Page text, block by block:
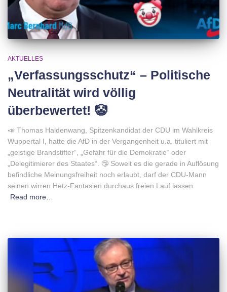
AKTUELLES
„Verfassungsschutz“ – Politische
Neutralität wird völlig
überbewertet! 🤡
📣 Thomas Haldenwang, Spitzenkandidat der CDU im Wahlkreis
Wuppertal I, hatte die AfD in der Vergangenheit u.a. tituliert mit
„geistige Brandstifter“, „Gefahr für die Demokratie“ oder
„Delegitimierer des Staates“. 🤥 Soweit es die gerade in Auflösung
befindliche Meinungsfreiheit noch erlaubt, darf der CDU-Mann
seinen wirren Hetz-Fantasien durchaus freien Lauf lassen.
Read more…